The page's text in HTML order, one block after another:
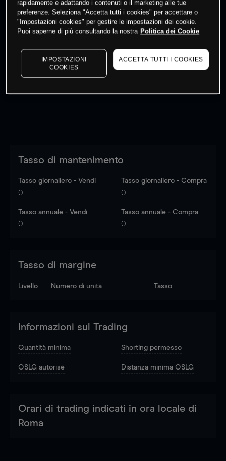
I prezzi sono solo indicativi. Accediper vedere gli ultimi
dati di mercato
to see latest market data
Tasso di mantenimento
Tasso giornaliero - Vendi
0
Tasso giornaliero - Compra
0
Tasso annuale - Vendi
0
Tasso annuale - Compra
0
Tasso di margine
Livello Numero di unità Tasso
Informazioni sul Trading
Quantità minima Shorting permesso
OSLG autorisé Distanza minima OSLG
Orari di trading indicati in ora locale di
Roma
rapidamente e adattando i contenuti o il marketing alle tue
preferenze. Seleziona "Accetta tutti i cookies" per accettare o
"Impostazioni cookies" per gestire le impostazioni dei cookie.
Puoi saperne di più consultando la nostra Politica dei Cookie
IMPOSTAZIONI
COOKIES
ACCETTA TUTTI I COOKIES